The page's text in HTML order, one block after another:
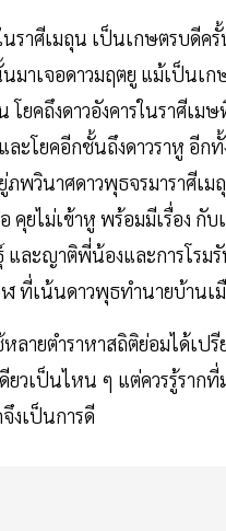
ราศีเมถุน เป็นเกษตรบดีครั้
นมาเจอดาวมฤตยู แม้เป็นเ
โยคถึงดาวอังคารในราศีเมษ
ะโยคอีกชั้นถึงดาวราหู อีก
ภพวินาศดาวพุธจรมาราศีเ
ยไม่เข้าหู พร้อมมีเรื่อง กับ
ละญาติพี่น้องและการโรม
ฬ ที่เน้นดาวพุธทำนายบ้านเ
ายตำราหาสถิติย่อมได้เปรี
ยวเป็นไหน ๆ แต่ควรรู้รากที่
จึงเป็นการดี